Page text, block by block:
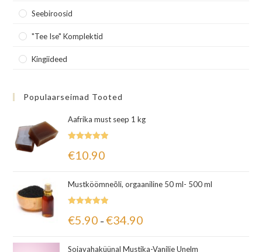
Seebiroosid
"Tee Ise" Komplektid
Kingiideed
Populaarseimad Tooted
Aafrika must seep 1 kg
5.00/ 5
€10.90
Mustköömneõli, orgaaniline 50 ml- 500 ml
5.00 / 5
€5.90 – €34.90
Sojavahaküünal Mustika-Vanilje Unelm